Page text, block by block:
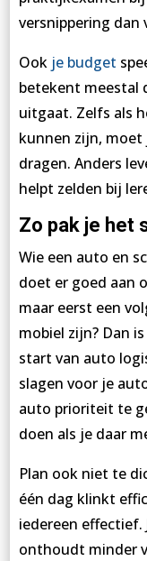
versnippering dan
Ook je budget
betekent meestal
uitgaat. Zelfs als
kunnen zijn, moet
dragen. Anders
helpt zelden bij
Zo pak je het
Wie een auto en
doet er goed aan
maar eerst een
mobiel zijn? Dan
start van auto
slagen voor je
auto prioriteit te
doen als je daar
Plan ook niet te
één dag klinkt
iedereen effectief.
onthoudt minder